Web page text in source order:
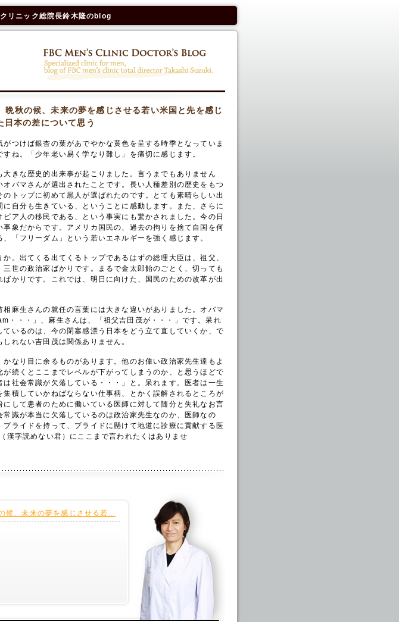
リニック総院長鈴木隆のblog
晩秋の候、未来の夢を感じさせる若い米国と先を感じ
日本の差について思う
つけば銀杏の葉があでやかな黄色を呈する時季となっていま
ね。「少年老い易く学なり難し」を痛切に感じます。
大きな歴史的出来事が起こりました。言うまでもありません
オバマさんが選出されたことです。長い人種差別の歴史をもつ
のトップに初めて黒人が選ばれたのです。とても素晴らしい出
に自分も生きている、ということに感動します。また、さらに
ピア人の移民である、という事実にも驚かされました。今の日
事象だからです。アメリカ国民の、過去の拘りを捨て自国を何
「フリーダム」という若いエネルギーを強く感じます。
。出てくる出てくるトップであるはずの総理大臣は、祖父、
世の政治家ばかりです。まるで金太郎飴のごとく、切っても
ばかりです。これでは、明日に向けた、国民のための改革が出
相麻生さんの就任の言葉には大きな違いがありました。オバマ
・・・」、麻生さんは、「祖父吉田茂が・・・」です。呆れ
ているのは、今の閉塞感漂う日本をどう立て直していくか、で
れない吉田茂は関係ありません。
かなり目に余るものがあります。他のお偉い政治家先生達もよ
が続くとここまでレベルが下がってしまうのか、と思うほどで
は社会常識が欠落している・・・」と。呆れます。医者は一生
集積していかねばならない仕事柄、とかく誤解されるところが
にして患者のために働いている医師に対して随分と失礼なお言
常識が本当に欠落しているのは政治家先生なのか、医師なの
プライドを持って、プライドに懸けて地道に診療に貢献する医
漢字読めない君）にここまで言われたくはありませ
候、未来の夢を感じさせる若...